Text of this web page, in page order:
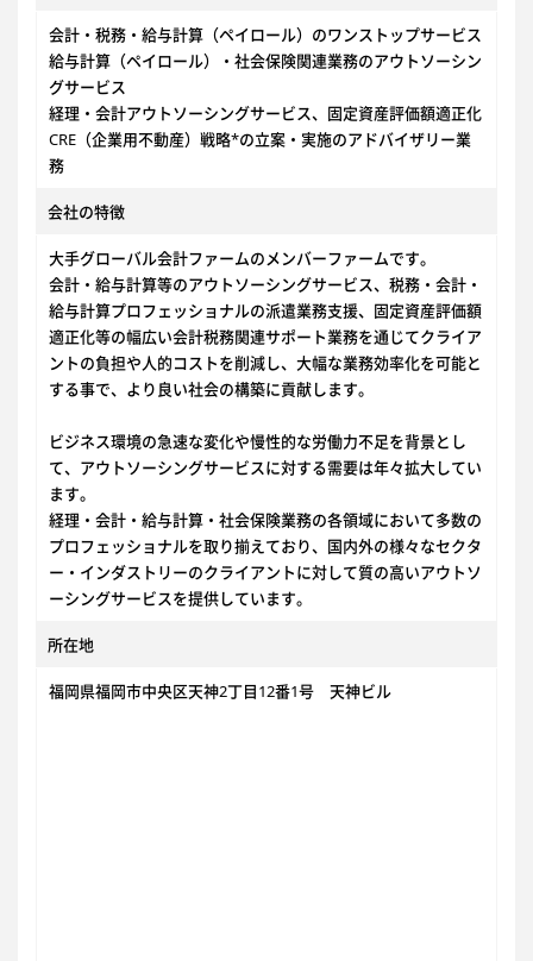
会計・税務・給与計算（ペイロール）のワンストップサービス
給与計算（ペイロール）・社会保険関連業務のアウトソーシン
グサービス
経理・会計アウトソーシングサービス、固定資産評価額適正化
CRE（企業用不動産）戦略*の立案・実施のアドバイザリー業
務
会社の特徴
大手グローバル会計ファームのメンバーファームです。
会計・給与計算等のアウトソーシングサービス、税務・会計・
給与計算プロフェッショナルの派遣業務支援、固定資産評価額
適正化等の幅広い会計税務関連サポート業務を通じてクライア
ントの負担や人的コストを削減し、大幅な業務効率化を可能と
する事で、より良い社会の構築に貢献します。
ビジネス環境の急速な変化や慢性的な労働力不足を背景とし
て、アウトソーシングサービスに対する需要は年々拡大してい
ます。
経理・会計・給与計算・社会保険業務の各領域において多数の
プロフェッショナルを取り揃えており、国内外の様々なセクタ
ー・インダストリーのクライアントに対して質の高いアウトソ
ーシングサービスを提供しています。
所在地
福岡県福岡市中央区天神2丁目12番1号 天神ビル